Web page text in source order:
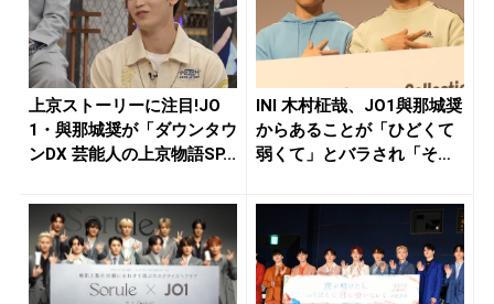
上京ストーリーに注目!JO
1・與那城奨が「ダウンタウ
ンDX 芸能人の上京物語SP...
INI 木村柾哉、JO1與那城奨
からあることが「ひどくて
弱くて」とバラされ「そ